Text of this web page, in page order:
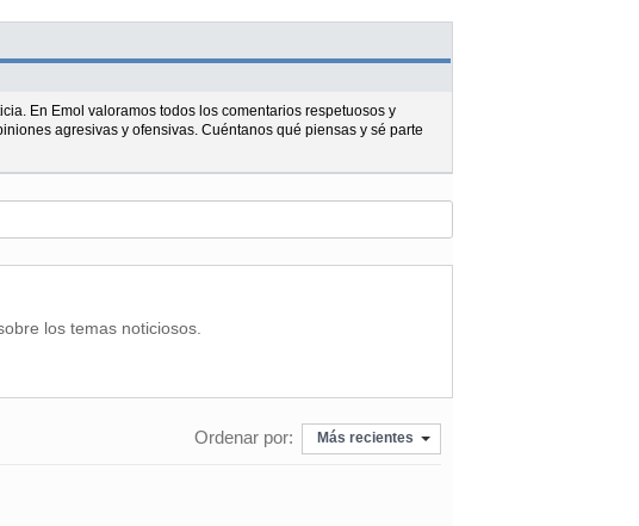
En Emol valoramos todos los comentarios respetuosos y
agresivas y ofensivas. Cuéntanos qué piensas y sé parte
los temas noticiosos.
Ordenar por: Más recientes